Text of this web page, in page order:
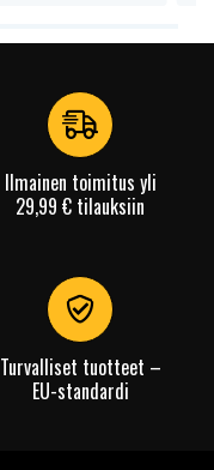
Ilmainen toimitus yli
29,99 € tilauksiin
Turvalliset tuotteet –
EU-standardi